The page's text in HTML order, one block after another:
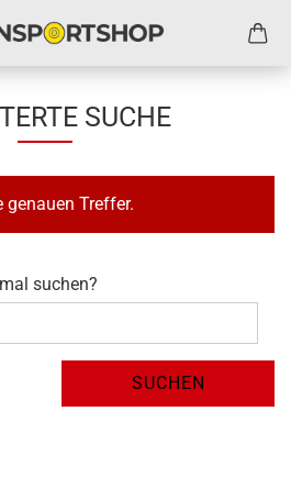
SUCHE
genauen Treffer.
suchen?
SUCHEN